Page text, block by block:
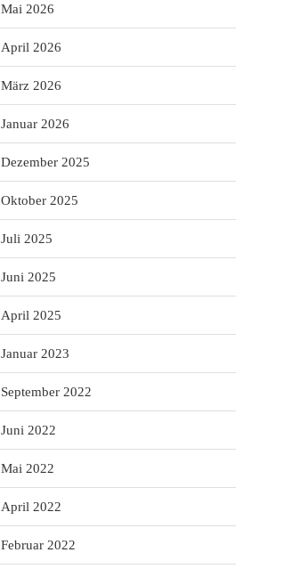
Mai 2026
April 2026
März 2026
Januar 2026
Dezember 2025
Oktober 2025
Juli 2025
Juni 2025
April 2025
Januar 2023
September 2022
Juni 2022
Mai 2022
April 2022
Februar 2022